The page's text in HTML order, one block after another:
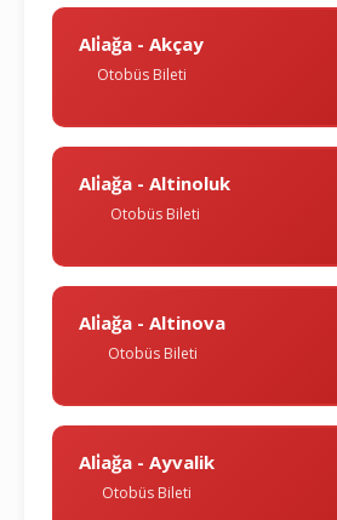
Ali̇ağa - Akçay
Otobüs Bileti
Ali̇ağa - Altinoluk
Otobüs Bileti
Ali̇ağa - Altinova
Otobüs Bileti
Ali̇ağa - Ayvalik
Otobüs Bileti